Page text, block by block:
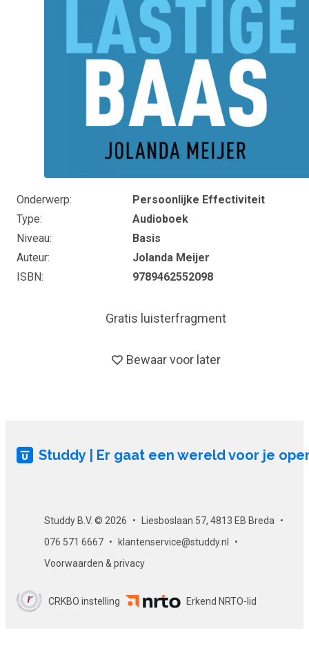
Onderwerp
Persoonlijke Effectiviteit
Type
Audioboek
Niveau
Basis
Auteur
Jolanda Meijer
ISBN
9789462552098
Gratis luisterfragment
Bewaar voor later
Studdy | Er gaat een wereld voor je
Studdy B.V. © 2026
Liesboslaan 57, 4813 EB Breda
076 571 6667
klantenservice@studdy.nl
Voorwaarden & privacy
CRKBO instelling Erkend NRTO-lid